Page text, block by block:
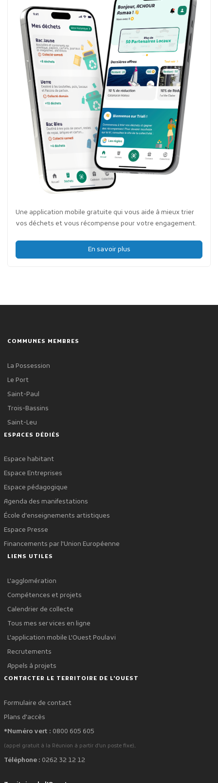
Une application mobile gratuite qui vous aide à mieux trier
vos déchets et vous récompense pour votre engagement.
En savoir plus
COMMUNES MEMBRES
La Possession
Le Port
Saint-Paul
Trois-Bassins
Saint-Leu
ESPACES DÉDIÉS
Espace habitant
Espace Entreprises
Espace pédagogique
Agenda des manifestations
École d'enseignements artistiques
Espace Presse
Financements par l'Union Européenne
LIENS UTILES
L'agglomération
Compétences et projets
Calendrier de collecte
Tous mes services en ligne
L'application mobile L'Ouest Poulavi
Recrutements
Appels à projets
CONTACTER LE TERRITOIRE DE L'OUEST
Formulaire de contact
Plans d'accès
*Numéro vert : 0800 605 605
(appel gratuit à la Réunion à partir d'un poste fixe).
Téléphone : 0262 32 12 12